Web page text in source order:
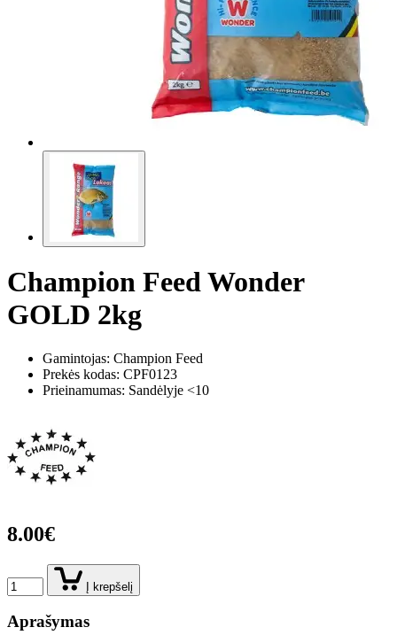
Champion Feed Wonder
GOLD 2kg
Gamintojas: Champion Feed
Prekės kodas: CPF0123
Prieinamumas: Sandėlyje <10
8.00€
Į krepšelį
Aprašymas